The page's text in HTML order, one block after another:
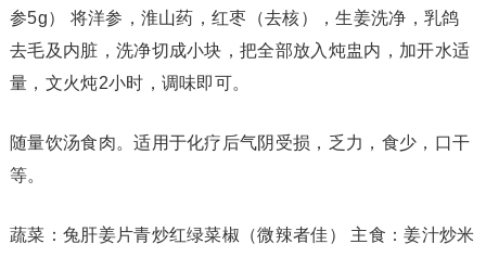
参5g） 将洋参，淮山药，红枣（去核），生姜洗净，乳鸽
去毛及内脏，洗净切成小块，把全部放入炖盅内，加开水适
量，文火炖2小时，调味即可。
随量饮汤食肉。适用于化疗后气阴受损，乏力，食少，口干
等。
蔬菜：兔肝姜片青炒红绿菜椒（微辣者佳） 主食：姜汁炒米